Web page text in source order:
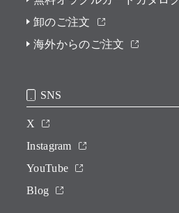
卸のご注文
海外からのご注文
SNS
X
Instagram
YouTube
Blog